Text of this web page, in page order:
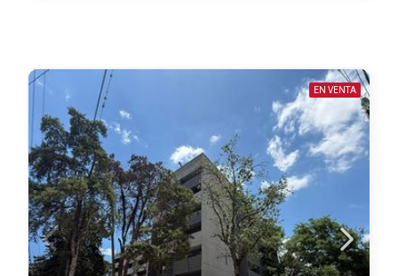
EN VENTA